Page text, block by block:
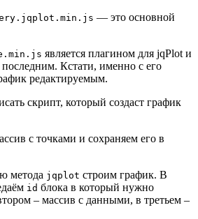
— это основной
является плагином для jqPlot и
Кстати, именно с его
редактируемым.
скрипт, который создаст график
с точками и сохраняем его в
метода jqplot строим график. В
id блока в который нужно
– массив с данными, в третьем –